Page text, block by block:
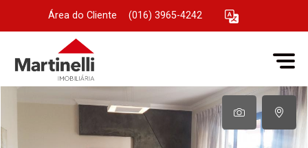
Área do Cliente (016) 3965-4242